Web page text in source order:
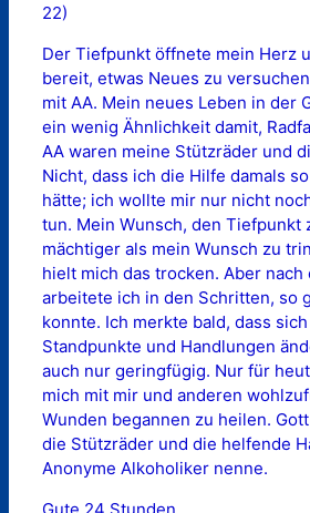
22)
Der Tiefpunkt öffnete mein Herz
bereit, etwas Neues zu
mit AA. Mein neues Leben in der
ein wenig Ähnlichkeit damit,
AA waren meine Stützräder und
Nicht, dass ich die Hilfe damals
hätte; ich wollte mir nur nicht
tun. Mein Wunsch, den Tiefpunkt
mächtiger als mein Wunsch zu
hielt mich das trocken. Aber nach
arbeitete ich in den Schritten, so
konnte. Ich merkte bald, dass
Standpunkte und Handlungen
auch nur geringfügig. Nur für
mich mit mir und anderen
Wunden begannen zu heilen.
die Stützräder und die helfende
Anonyme Alkoholiker nenne.